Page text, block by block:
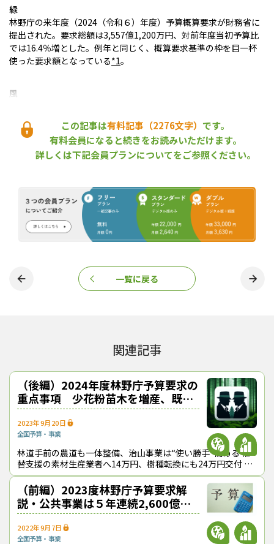
緑
林野庁の来年度（2024（令和６）年度）予算概算要求が財務省に
提出された。要求総額は3,557億1,200万円、対前年度当初予算比
では16.4％増とした。例年と同じく、概算要求基準の枠を目一杯
使った要求額となっている*1。
風
シナリオは例年どおりだ。したがって、この段階で数字の多寡を
云々しても意味はない。
参考までに、前年度林野予算の場合は、17.8％増で要求し、最終
的には2.7％増まで削り込まれて決着した。
そうなると今回も予算増のカギを握るのは、別枠扱いで事項要求
した国土強靱化５か年加速化対策やTPP対策などになる。岸田政
権が検討を始めた今年度（2023（令和５）年度）補正予算にこれ
らの対策が盛り込まれれば、前倒しで必要額を確保できる。
置された。このため、林野庁の担当セクションは、「補正」の声
がかかったら直ちに受け皿づくりに動ける態勢をとりながら、通
常業務にあたっている。
風
それでは 来年度林野予算要求の重点ポイントをみていこう。統
一テーマとして掲げたのは、「新たな花粉症対策の展開と森林・
林業・木材産業によるグリーン成長」。前年度までの取り組み課
題に、岸田政権が突如として打ち出した「花粉症対策」が最重要
課題として覆いかぶさり、林野予算全体を再構成したかたちにな
っている。
緑
その中で何よりも目を引くのは、非公共事業の既存施策などを統
合・再編して「花粉削減・グリーン成長総合対策」を新たに立ち
上げ、222億円を要求したことだ。
同対策は表のとおり極めて幅広い施策領域をカバーしている。現
この記事は有料記事（2276文字） です。
有料会員になると続きをお読みいただけます。
詳しくは下記会員プランについてをご参照ください。
一覧に戻る
関連記事
（後編）2024年度林野庁予算要求の
重点事項 少花粉苗木を増産、既存
事業も拡充目指す【緑風対談】
2023年9月20日
全国予算・事業
林道手前の農道も一体整備、治山事業は“使い勝手”高める 植
替支援の素材生産業者へ14万円、樹種転換にも24万円交付 ス
ギ人工林の伐採・植え替えを支援する協力金の事業スキー
（前編）2023度林野庁予算要求解
説・公共事業は５年連続2,600億円
超え目指す【緑風対談】
2022年9月7日
全国予算・事業